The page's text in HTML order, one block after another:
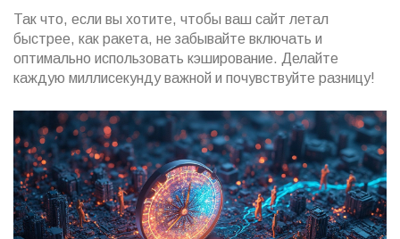
Так что, если вы хотите, чтобы ваш сайт летал
быстрее, как ракета, не забывайте включать и
оптимально использовать кэширование. Делайте
каждую миллисекунду важной и почувствуйте разницу!